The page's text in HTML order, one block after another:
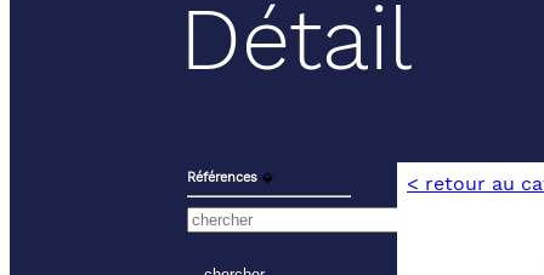
Détail
Références ⬙ < retour au